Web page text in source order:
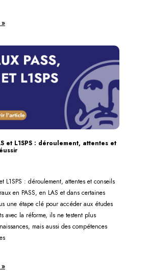
et L1SPS : déroulement, attentes et
L1SPS : déroulement, attentes et conseils
en PASS, en LAS et dans certaines
une étape clé pour accéder aux études
avec la réforme, ils ne testent plus
mais aussi des compétences